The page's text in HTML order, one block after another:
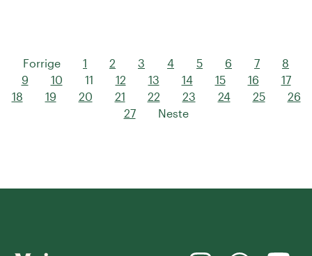
Forrige 1 2 3 4 5 6 7
8
9
10 11 12 13 14 15 16
17
18
19 20 21 22 23 24 25
26
27
Neste